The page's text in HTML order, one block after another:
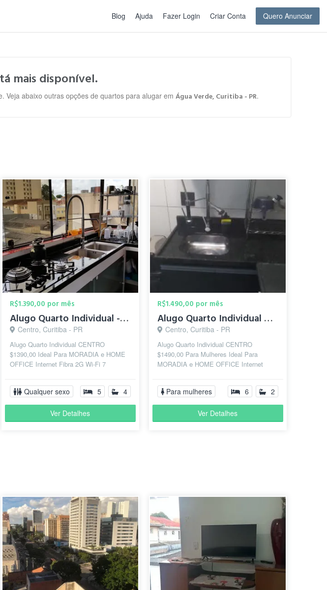
Blog Ajuda Fazer Login Criar Conta Quero Anunciar
mais disponível.
Veja abaixo outras opções de quartos para alugar em Água Verde, Curitiba - PR.
R$1.390,00 por mês
Alugo Quarto Individual - Centro - em Área de SegurançaMilit
Centro, Curitiba - PR
Alugo Quarto Individual CENTRO
$1390,00 Ideal Para MORADIA e HOME
OFFICE Internet Fibra 2G Wi-Fi 7
os Recintos S...
Qualquer sexo 5 4
Ver Detalhes
R$1.490,00 por mês
Alugo Quarto Individual CENTRO $1490,00
Centro, Curitiba - PR
Alugo Quarto Individual CENTRO
$1490,00 Para Mulheres Ideal Para
MORADIA e HOME OFFICE Internet
Mesh em Todos os...
Para mulheres 6 2
Ver Detalhes